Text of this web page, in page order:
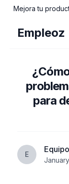
Mejora tu
Empleoz
para
E